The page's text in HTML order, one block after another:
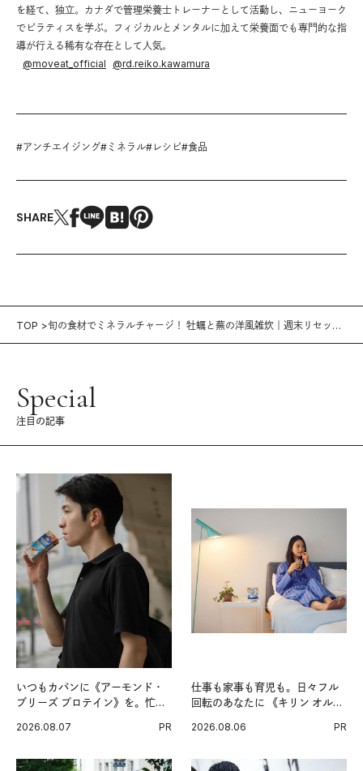
を経て、独立。カナダで管理栄養士トレーナーとして活動し、ニューヨーク
でピラティスを学ぶ。フィジカルとメンタルに加えて栄養面でも専門的な指
導が行える稀有な存在として人気。
@moveat_official @rd.reiko.kawamura
#アンチエイジング# ミネラル# レシピ#食品
SHARE
TOP
旬の食材でミネラルチャージ！ 牡蠣と蕪の洋風雑炊｜週末リセット
Special
注目の記事
いつもカバンに《アーモンド・
ブリーズ プロテイン》を。忙し
グ習慣。
2026.08.07 PR
仕事も家事も育児も。日々フル
回転のあなたに 《キリン オルニ
2026.08.06 PR